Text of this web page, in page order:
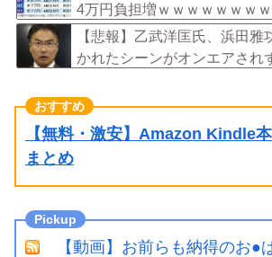
4万円負担増ｗｗｗｗｗｗｗ
【悲報】乙武洋匡氏、浜田雅
かれたシーンがオンエアされ
【無料・激安】Amazon Kindle
まとめ
【動画】お前らも納得のお●